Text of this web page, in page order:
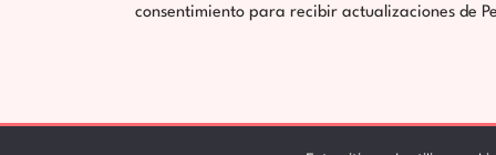
consentimiento para recibir actualizaciones de